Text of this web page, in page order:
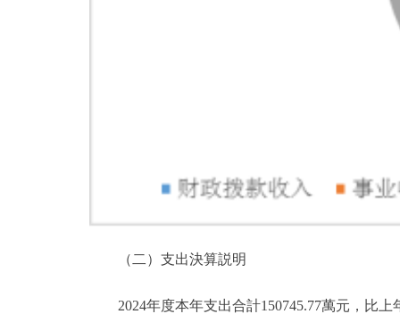
（二）支出決算説明
2024年度本年支出合計150745.77萬元，比